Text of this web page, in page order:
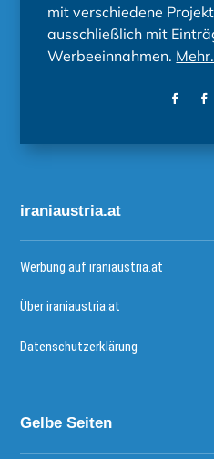
mit verschiedene
ausschließlich mit
Werbeeinnahmen.
iraniaustria.at
Werbung auf iraniaustria.at
Über iraniaustria.at
Datenschutzerklärung
Gelbe Seiten